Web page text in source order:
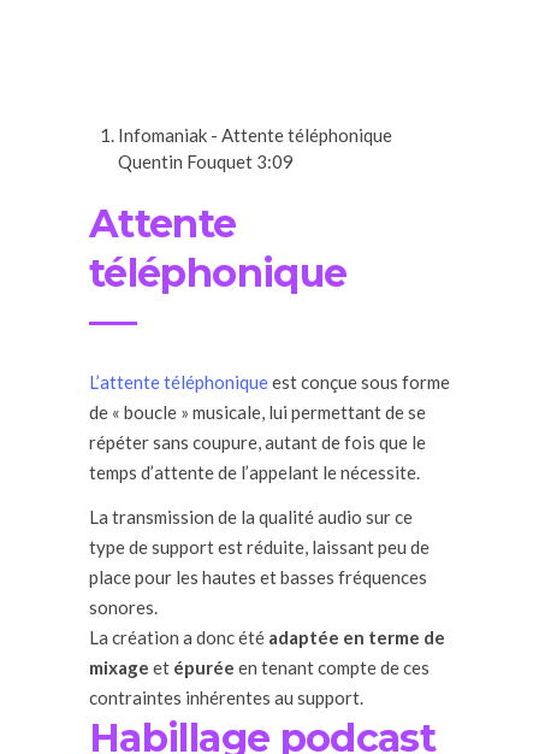
Infomaniak - Attente téléphonique
Quentin Fouquet 3:09
Attente
téléphonique
L’attente téléphoniqueest conçue sous forme
de « boucle » musicale, lui permettant de se
répéter sans coupure, autant de fois que le
temps d’attente de l’appelant le nécessite.
La transmission de la qualité audio sur ce
type de support est réduite, laissant peu de
place pour les hautes et basses fréquences
sonores.
La création a donc été adaptée en terme de
mixage et épurée en tenant compte de ces
contraintes inhérentes au support.
Habillage podcast